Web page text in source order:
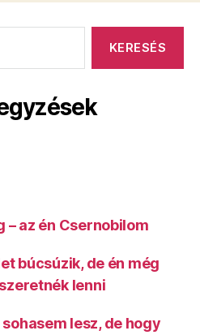
az én Csernobilom
búcsúzik, de én még
lenni
lesz, de hogy